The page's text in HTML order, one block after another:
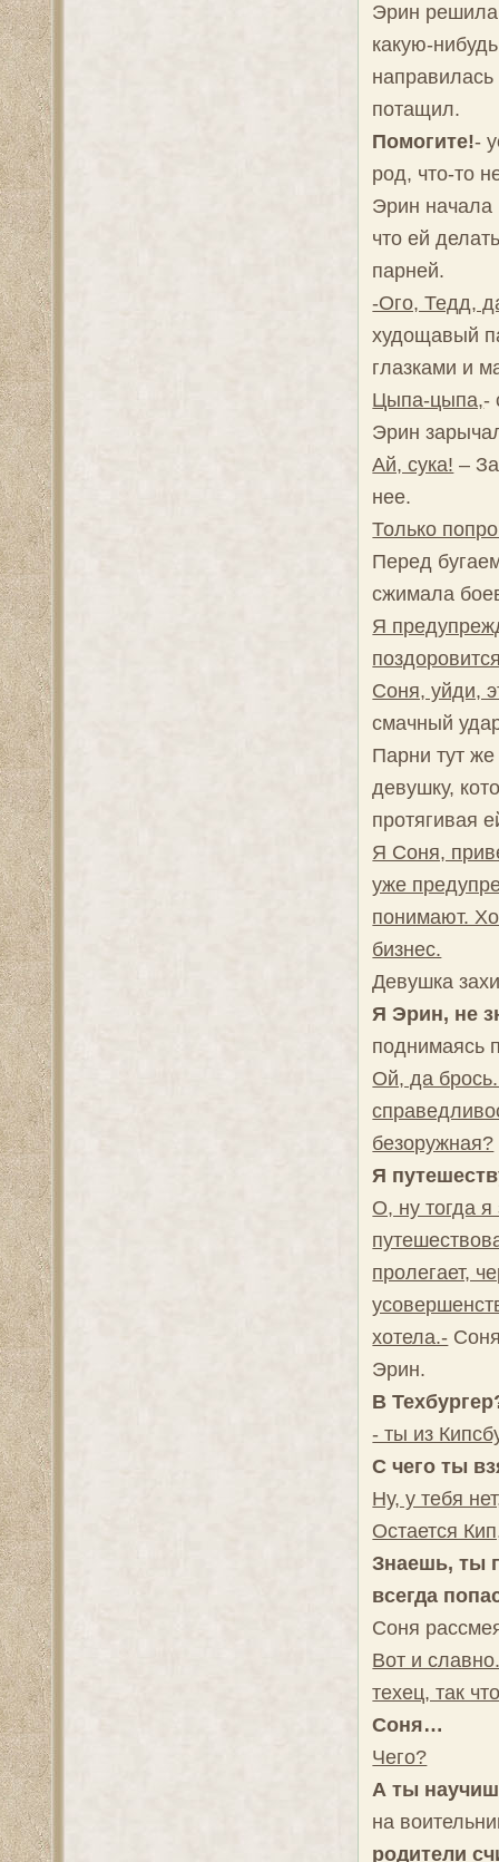
Эрин решила
какую-
направилась
потащил.
Помогите!-
род, что-то
Эрин начала
что ей
парней.
-Ого, Тедд,
худощавый
глазками и
Цыпа-цыпа,-
Эрин
Ай, сука! –
нее.
Только
Перед
сжимала
Я
Соня, уйди,
смачный
Парни тут
девушку,
протягивая
Я Соня,
уже
понимают.
бизнес.
Девушка
Я Эрин, не
поднимаясь
Ой, да
безоружная?
Я
О, ну тогда
пролегает,
хотела.-
Эрин.
В
- ты из
С чего ты
Ну, у тебя
Остается
Знаешь, ты
всегда
Соня
Вот и
техец, так
Соня…
Чего?
А ты
на
родители